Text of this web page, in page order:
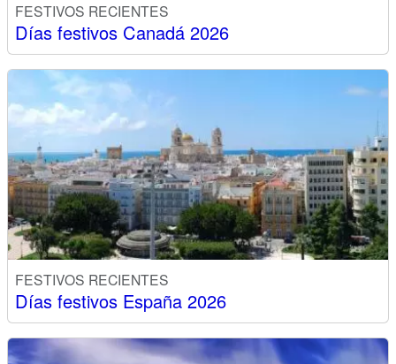
FESTIVOS RECIENTES
Días festivos Canadá 2026
FESTIVOS RECIENTES
Días festivos España 2026